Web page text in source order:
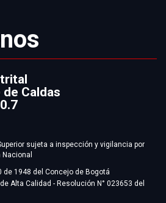
Caldas
sujeta a inspección y vigilancia por
de 1948 del Concejo de Bogotá
Alta Calidad - Resolución N° 023653 del